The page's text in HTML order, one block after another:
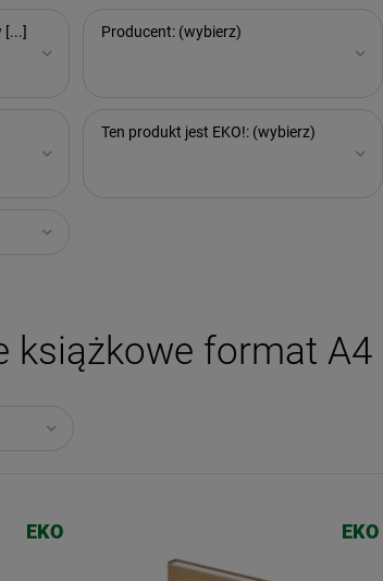
[...] Producent: (wybierz)
Ten produkt jest EKO!: (wybierz)
książkowe format A4
EKO EKO